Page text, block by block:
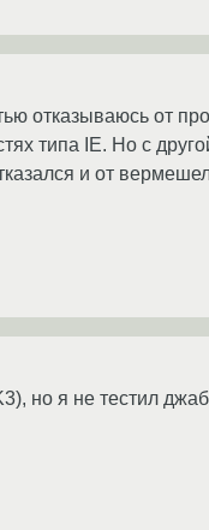
отказываюсь от
типа IE. Но с
и от
но я не тестил